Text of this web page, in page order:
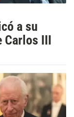
a su
Carlos III